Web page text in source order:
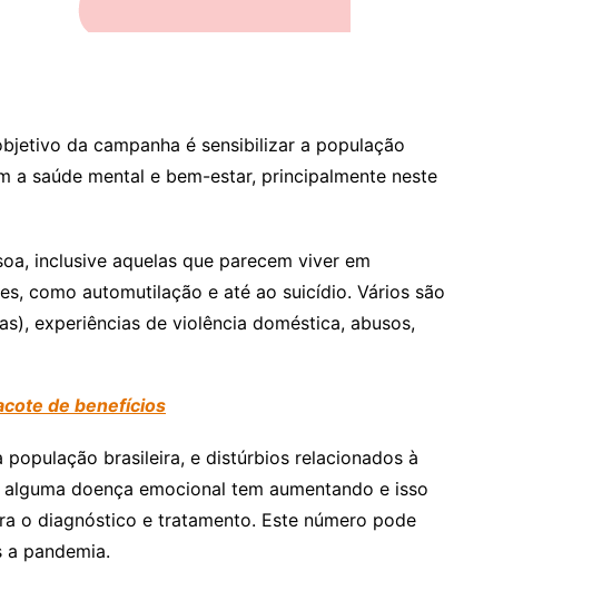
da campanha é sensibilizar a população
saúde mental e bem-estar, principalmente neste
inclusive aquelas que parecem viver em
como automutilação e até ao suicídio. Vários são
experiências de violência doméstica, abusos,
de benefícios
brasileira, e distúrbios relacionados à
doença emocional tem aumentando e isso
o diagnóstico e tratamento. Este número pode
pandemia.